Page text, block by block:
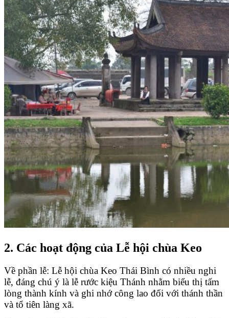
2. Các hoạt động của Lễ hội chùa Keo
Về phần lễ: Lễ hội chùa Keo Thái Bình có nhiều nghi
lễ, đáng chú ý là lễ rước kiệu Thánh nhằm biểu thị tấm
lòng thành kính và ghi nhớ công lao đối với thánh thần
và tổ tiên làng xã.